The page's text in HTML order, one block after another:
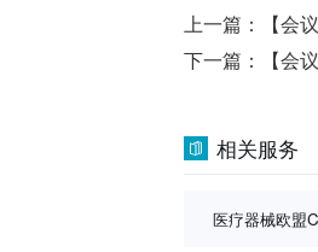
上一篇：
【会
下一篇：
【会
相关服务
医疗器械欧盟